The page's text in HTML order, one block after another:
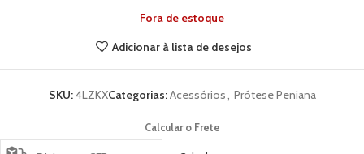
Fora de estoque
Adicionar à lista de desejos
SKU:4LZKXCategorias:Acessórios, Prótese Peniana
Calcular o Frete